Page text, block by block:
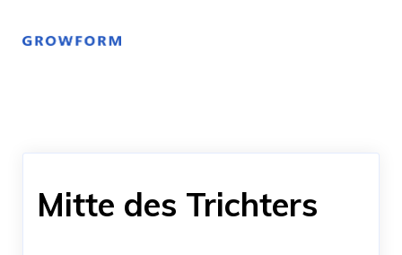
Mitte des Trichters